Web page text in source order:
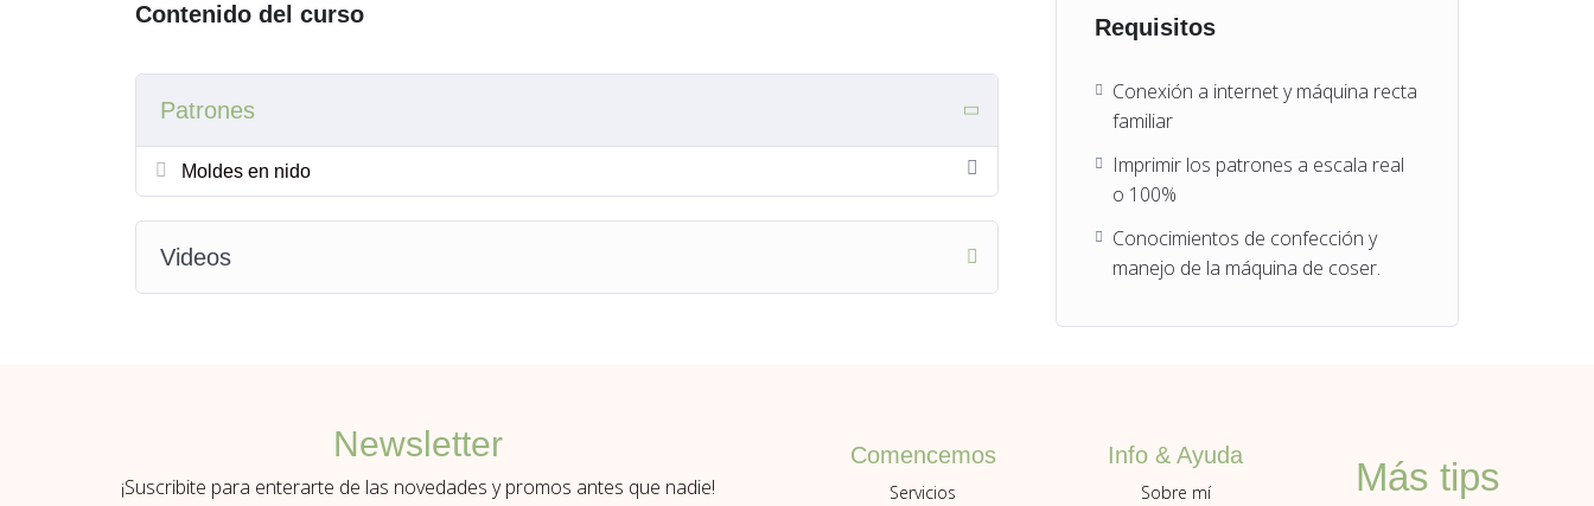
Moldería para uso personal o producción a baja escala. No está permitida su venta o
distribución en redes sociales ni impresos, tampoco el uso para producción masiva, sí
artesanal. Podés vender tus producciones pero no la moldería, ni utilizarla en clases sin mi
autorización escrita. Si tenés taller y querés
cantidad, escribime, tengo una propuesta acorde a tus necesidades.
Al tratarse de un producto digital no se
Por favor leé toda la información y si tenés dudas consultanos antes de realizar la
Contenido del curso
Patrones
Moldes en nido
Videos
Requisitos
Conexión a internet y máquina recta
familiar
Imprimir los patrones a escala real
o 100%
Conocimientos de confección y
manejo de la máquina de coser.
Newsletter
¡Suscribite para enterarte de las novedades y promos antes que nadie!
Comencemos
Servicios
Info & Ayuda
Sobre mí Más tips